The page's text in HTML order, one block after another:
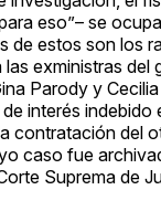
eso”– se
de estos son los
exministras del
Parody y
interés indebido
contratación del
caso fue
Suprema de